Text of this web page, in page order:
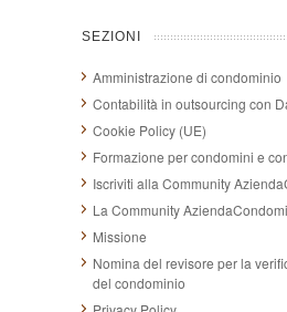
SEZIONI
Amministrazione di condominio
Contabilità in outsourcing con
Cookie Policy (UE)
Formazione per condomini e
Iscriviti alla Community
La Community
Missione
Nomina del revisore per la
del condominio